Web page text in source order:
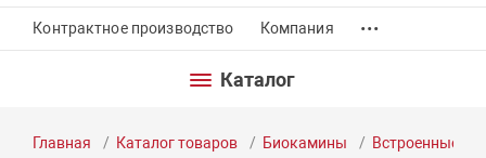
Контрактное производство Компания ...
Каталог
Главная Каталог товаров Биокамины Встроенные